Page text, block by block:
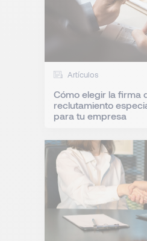
Artículos
Cómo elegir la firma
reclutamiento
para tu empresa